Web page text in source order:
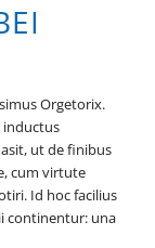
Orgetorix.
inductus
ut de finibus
cum virtute
Id hoc facilius
continen­tur: una